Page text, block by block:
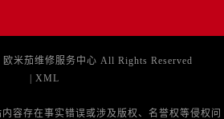
浙江省杭州市上城区钱江路1366号华润大厦A座5层503-5室欧米茄售后服务中心（需提前预约）
浙江省湖州市吴兴区劳动路欧米茄售后服务中心（需提前预约）
欧米茄维修服务中心 All Rights Reserved
| XML
容存在事实错误或涉及版权、名誉权等侵权问